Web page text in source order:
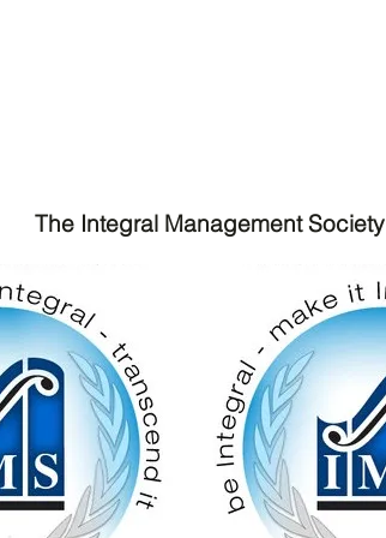
The Integral Management Society